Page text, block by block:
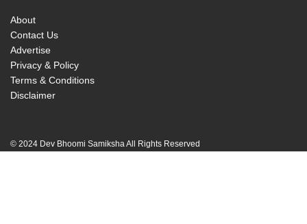
About
Contact Us
Advertise
Privacy & Policy
Terms & Conditions
Disclaimer
© 2024 Dev Bhoomi Samiksha All Rights Reserved